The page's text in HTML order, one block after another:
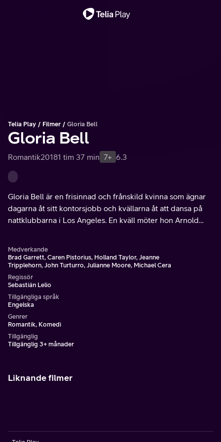
Telia Play Filmer Gloria Bell
Gloria Bell
Romantik20181 tim 37 min 7+ 6.3
Gloria Bell är en frisinnad och frånskild kvinna som ägnar
dagarna åt sitt kontorsjobb och kvällarna åt att dansa på
nattklubbarna i Los Angeles. En kväll möter hon Arnold
Medverkande
Brad Garrett, Caren Pistorius, Holland Taylor, Jeanne
Tripplehorn, John Turturro, Julianne Moore, Michael Cera
Regissör
Sebastián Lelio
Tillgängliga språk
Engelska
Genrer
Romantik, Komedi
Tillgänglig
Tillgänglig 3+ månader
Liknande filmer